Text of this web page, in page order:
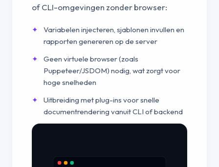
of CLI-omgevingen zonder browser:
Variabelen injecteren, sjablonen invullen en
rapporten genereren op de server
Geen virtuele browser (zoals
Puppeteer/JSDOM) nodig, wat zorgt voor
hoge snelheden
Uitbreiding met plug-ins voor snelle
documentrendering vanuit CLI of backend